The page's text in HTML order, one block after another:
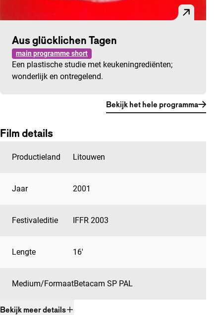
Aus glücklichen Tagen
main programme short
Een plastische studie met keukeningrediënten;
wonderlijk en ontregelend.
Bekijk het hele programma
Film details
Productieland Litouwen
Jaar 2001
Festivaleditie IFFR 2003
Lengte 16'
Medium/FormaatBetacam SP PAL
Bekijk meer details